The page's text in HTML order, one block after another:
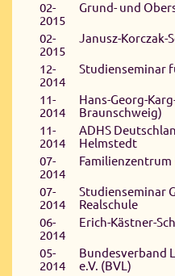
02-
2015
Grund- und
02-
2015
Janusz-Korczak-
12-
2014
Studienseminar
11-
2014
Hans-Georg-
Braunschweig)
11-
2014
ADHS
Helmstedt
07-
2014
Familienzentrum
07-
2014
Studienseminar
Realschule
06-
2014
Erich-Kästner-
05-
2014
Bundesverband
e.V. (BVL)